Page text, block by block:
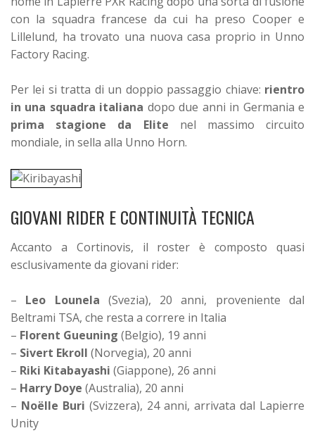
con la squadra francese da cui ha preso Cooper e
Lillelund, ha trovato una nuova casa proprio in Unno
Factory Racing.
Per lei si tratta di un doppio passaggio chiave: rientro
in una squadra italiana dopo due anni in Germania e
prima stagione da Elite nel massimo circuito
mondiale, in sella alla Unno Horn.
GIOVANI RIDER E CONTINUITÀ TECNICA
Accanto a Cortinovis, il roster è composto quasi
esclusivamente da giovani rider:
– Leo Lounela (Svezia), 20 anni, proveniente dal
Beltrami TSA, che resta a correre in Italia
– Florent Gueuning (Belgio), 19 anni
– Sivert Ekroll (Norvegia), 20 anni
– Riki Kitabayashi (Giappone), 26 anni
– Harry Doye (Australia), 20 anni
– Noëlle Buri (Svizzera), 24 anni, arrivata dal Lapierre
Unity